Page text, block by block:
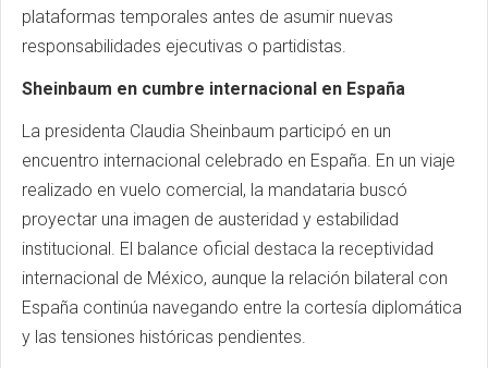
plataformas temporales antes de asumir nuevas
responsabilidades ejecutivas o partidistas.
Sheinbaum en cumbre internacional en España
La presidenta Claudia Sheinbaum participó en un
encuentro internacional celebrado en España. En un viaje
realizado en vuelo comercial, la mandataria buscó
proyectar una imagen de austeridad y estabilidad
institucional. El balance oficial destaca la receptividad
internacional de México, aunque la relación bilateral con
España continúa navegando entre la cortesía diplomática
y las tensiones históricas pendientes.